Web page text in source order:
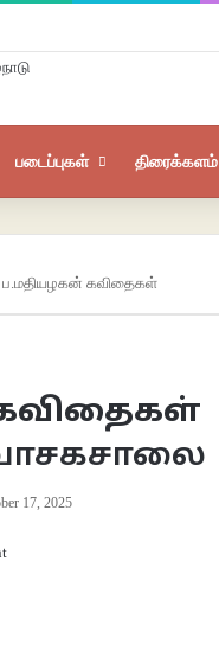
படைப்புகள் திரைக்களம்
ப.மதியழகன் கவிதைகள்
17, 2025